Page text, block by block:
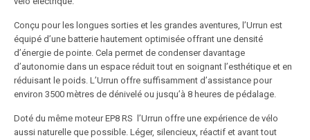
Conçu pour les longues sorties et les grandes aventures, l’Urrun est
équipé d’une batterie hautement optimisée offrant une densité
d’énergie de pointe. Cela permet de condenser davantage
d’autonomie dans un espace réduit tout en soignant l’esthétique et en
réduisant le poids. L’Urrun offre suffisamment d’assistance pour
environ 3500 mètres de dénivelé ou jusqu’à 8 heures de pédalage.
Doté du même moteur EP8 RS l’Urrun offre une expérience de vélo
aussi naturelle que possible. Léger, silencieux, réactif et avant tout